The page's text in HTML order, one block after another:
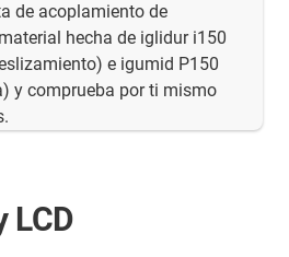
de acoplamiento de
hecha de iglidur i150
e igumid P150
y comprueba por ti mismo
LCD